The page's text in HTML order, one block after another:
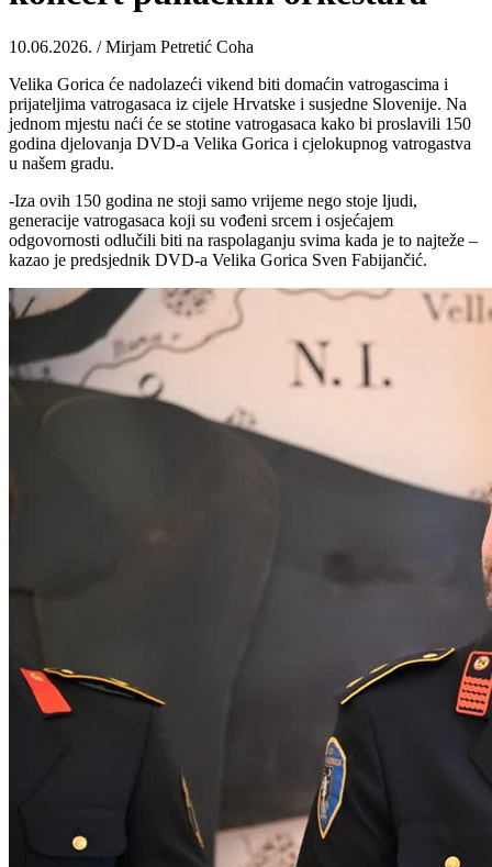
10.06.2026. / Mirjam Petretić Coha
Velika Gorica će nadolazeći vikend biti domaćin vatrogascima i
prijateljima vatrogasaca iz cijele Hrvatske i susjedne Slovenije. Na
jednom mjestu naći će se stotine vatrogasaca kako bi proslavili 150
godina djelovanja DVD-a Velika Gorica i cjelokupnog vatrogastva
u našem gradu.
-Iza ovih 150 godina ne stoji samo vrijeme nego stoje ljudi,
generacije vatrogasaca koji su vođeni srcem i osjećajem
odgovornosti odlučili biti na raspolaganju svima kada je to najteže –
kazao je predsjednik DVD-a Velika Gorica Sven Fabijančić.